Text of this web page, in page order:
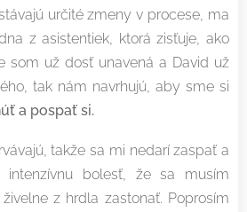
určité zmeny v procese, ma
z asistentiek, ktorá zisťuje, ako
som už dosť unavená a David už
tak nám navrhujú, aby sme si
a pospať si.
takže sa mi nedarí zaspať a
bolesť, že sa musím
z hrdla zastonať. Poprosím